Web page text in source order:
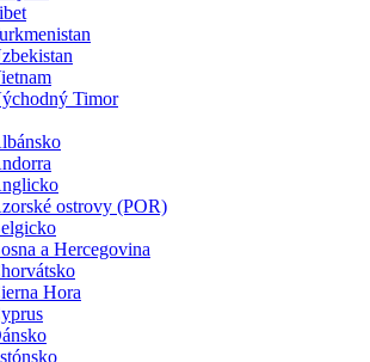
Timor
ostrovy (POR)
a Hercegovina
Hora